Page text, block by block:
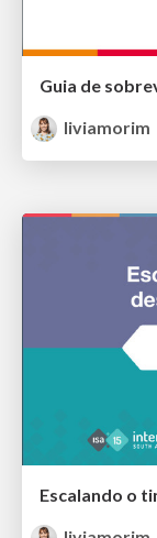
liviamorim
Escalando o